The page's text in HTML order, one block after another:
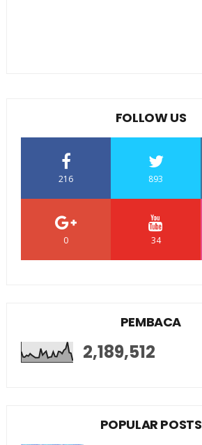
FOLLOW US
216 893
0 34
PEMBACA
2,189,512
POPULAR POSTS